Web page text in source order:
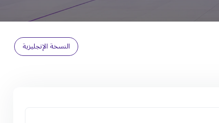
النسخة الإنجليزية